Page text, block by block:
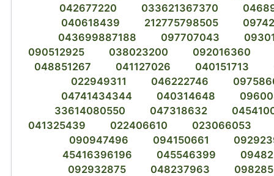
042677220
033621367370
040618439
212775798505
043699887188
097707043
090512925
038023200
092016360
048851267
041127026 040151713
022949311
046222746
04741434344
040314648
33614080550
047318632
041325439
022406610
023066053
090947496
094150661
45416396196
045546399
092932875
048237963